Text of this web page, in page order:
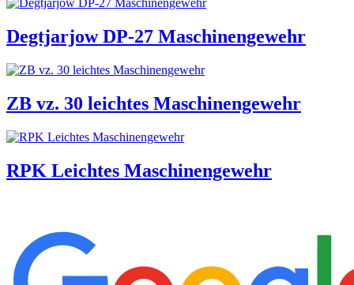
Degtjarjow DP-27 Maschinengewehr
ZB vz. 30 leichtes Maschinengewehr
RPK Leichtes Maschinengewehr